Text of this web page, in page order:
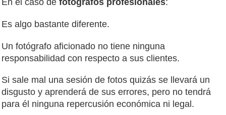
En el caso defotógrafos profesionales:
Es algo bastante diferente.
Un fotógrafo aficionado no tiene ninguna
responsabilidad con respecto a sus clientes.
Si sale mal una sesión de fotos quizás se llevará un
disgusto y aprenderá de sus errores, pero no tendrá
para él ninguna repercusión económica ni legal.